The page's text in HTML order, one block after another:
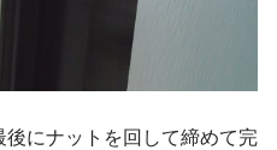
後にナットを回して締めて完